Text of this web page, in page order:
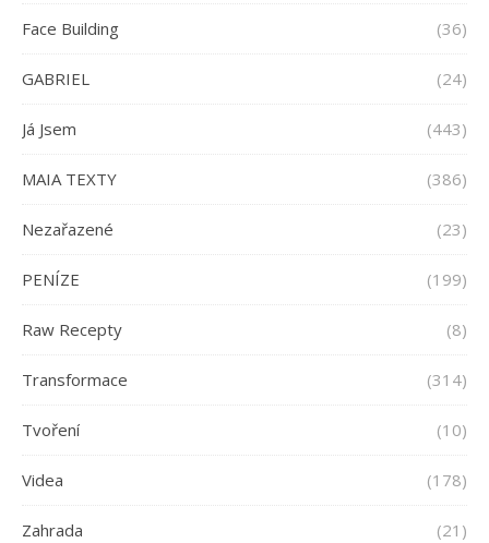
Face Building (36)
GABRIEL (24)
Já Jsem (443)
MAIA TEXTY (386)
Nezařazené (23)
PENÍZE (199)
Raw Recepty (8)
Transformace (314)
Tvoření (10)
Videa (178)
Zahrada (21)